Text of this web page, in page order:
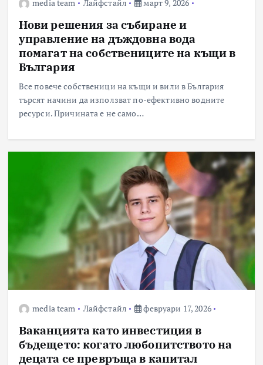
media team Лайфстайл март 9, 2026
Нови решения за събиране и
управление на дъждовна вода
помагат на собствениците на къщи в
България
Все повече собственици на къщи и вили в България
търсят начини да използват по-ефективно водните
ресурси. Причината е не само…
media team Лайфстайл февруари 17, 2026
Ваканцията като инвестиция в
бъдещето: когато любопитството на
децата се превръща в капитал